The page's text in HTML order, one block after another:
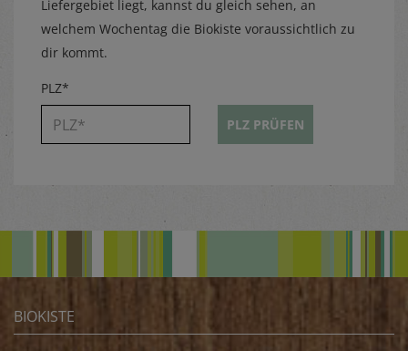
Liefergebiet liegt, kannst du gleich sehen, an
welchem Wochentag die Biokiste voraussichtlich zu
dir kommt.
PLZ*
PLZ PRÜFEN
BIOKISTE